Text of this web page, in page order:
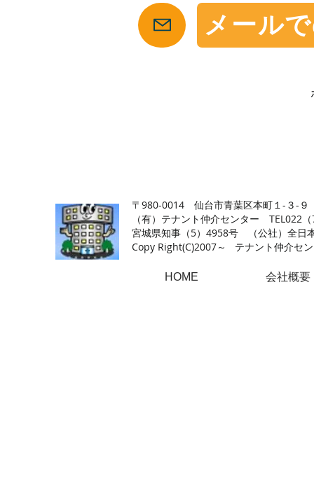
メール
〒980-0014 仙台市青葉区本町１-３-９
（有）テナント仲介センター TEL022
宮城県知事（5）4958号 （公社）全日
Copy Right(C)2007～ テナント仲介セ
HOME 会社概要